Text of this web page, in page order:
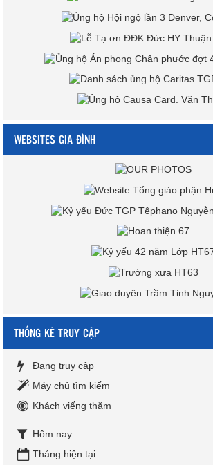
WEBSITES GIA ĐÌNH
THỐNG KÊ TRUY CẬP
Đang truy cập
Máy chủ tìm kiếm
Khách viếng thăm
Hôm nay
Tháng hiện tại